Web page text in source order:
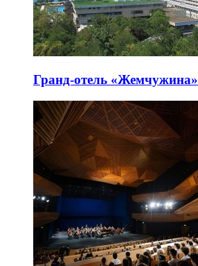
Гранд-отель «Жемчужина»